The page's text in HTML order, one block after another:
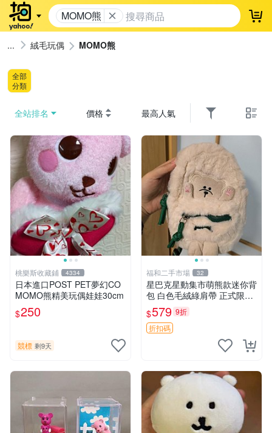
MOMO熊 登
絨毛玩偶 MOMO熊
全部
分類
全站排名 價格 最高人氣
桃樂斯收藏鋪 4334
日本進口POST PET夢幻CO
MOMO熊精美玩偶娃娃30cm
$250
競標 剩9天
福和二手市場 32
星巴克星動集市萌熊款迷你背
包 白色毛絨綠肩帶 正式限量
版 新品 上市未拆封 尺寸約20
公分 超適合收藏 迷你背包 毛
絨玩具 背包配件
$579 9折
折扣碼